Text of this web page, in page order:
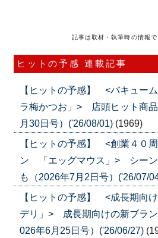
記事は取材・執筆時の情報
ヒットの予感 連載記事
【ヒットの予感】 <バキュー
ラ梅かつお」> 店頭ヒット商
月30日号）('26/08/01) (1969)
【ヒットの予感】 <創業４０
ン 「エッグマウス」> シーン
も（2026年7月2日号）('26/07/
【ヒットの予感】 <成長期向
デリ」> 成長期向けの新ブラ
026年6月25日号）('26/06/27)